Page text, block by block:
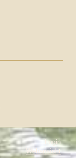
Login
Webansicht